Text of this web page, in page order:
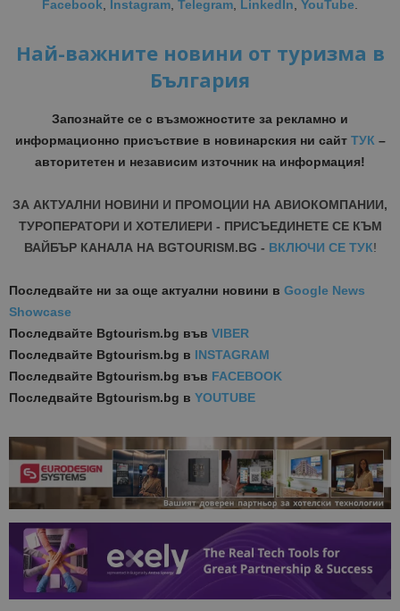
Facebook, Instagram, Telegram, LinkedIn, YouTube.
Най-важните новини от туризма в
България
Запознайте се с възможностите за рекламно и
информационно присъствие в новинарския ни сайт ТУК–
авторитетен и независим източник на информация!
ЗА АКТУАЛНИ НОВИНИ И ПРОМОЦИИ НА АВИОКОМПАНИИ,
ТУРОПЕРАТОРИ И ХОТЕЛИЕРИ - ПРИСЪЕДИНЕТЕ СЕ КЪМ
ВАЙБЪР КАНАЛА НА BGTOURISM.BG - ВКЛЮЧИ СЕ ТУК!
Последвайте ни за още актуални новини в Google News
Showcase
Последвайте Bgtourism.bg във VIBER
Последвайте Bgtourism.bg в INSTAGRAM
Последвайте Bgtourism.bg във FACEBOOK
Последвайте Bgtourism.bg в YOUTUBE